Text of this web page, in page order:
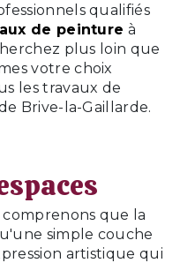
qualifiés
de peinture à
plus loin que
votre choix
les travaux de
Brive-la-Gaillarde.
comprenons que la
simple couche
artistique qui